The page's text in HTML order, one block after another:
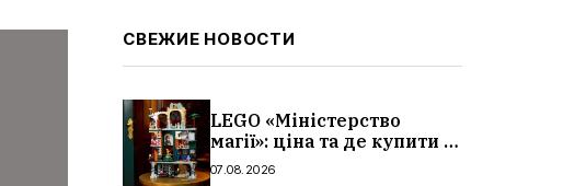
СВЕЖИЕ НОВОСТИ
LEGO «Міністерство
магії»: ціна та де купити в
Україні
07.08.2026